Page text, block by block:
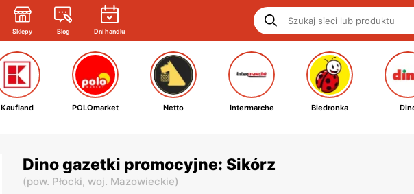
Sklepy Blog Dni handlu
Kaufland POLOmarket Netto Intermarche Biedronka
Dino gazetki promocyjne: Sikórz
(pow. Płocki, woj. Mazowieckie)